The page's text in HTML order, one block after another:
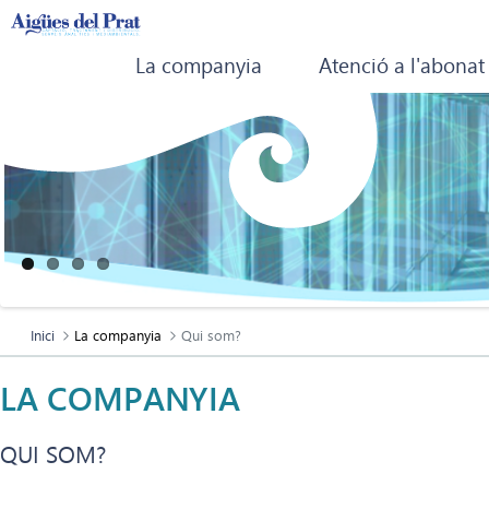
La companyia Atenció a l'abonat
Inici La companyia Qui som?
LA COMPANYIA
QUI SOM?